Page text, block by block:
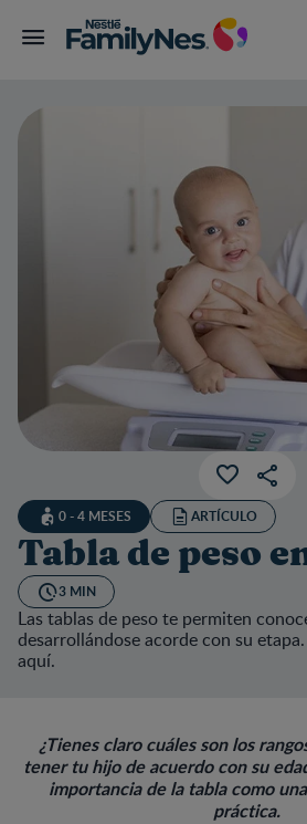
0 - 4 MESES ARTÍCULO
Tabla de peso
3 MIN
Las tablas de peso te permiten
desarrollándose acorde con su
aquí.
¿Tienes claro cuáles son los
tener tu hijo de acuerdo con su
importancia de la tabla como
práctica.